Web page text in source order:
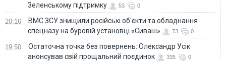
Зеленському підтримку
53 0
20:16
ВМС ЗСУ знищили російські об'єкти та обладнання
спецназу на буровій установці «Сиваш»
73 0
19:50
Остаточна точка без повернень: Олександр Усік
анонсував свій прощальний поєдинок
335 0